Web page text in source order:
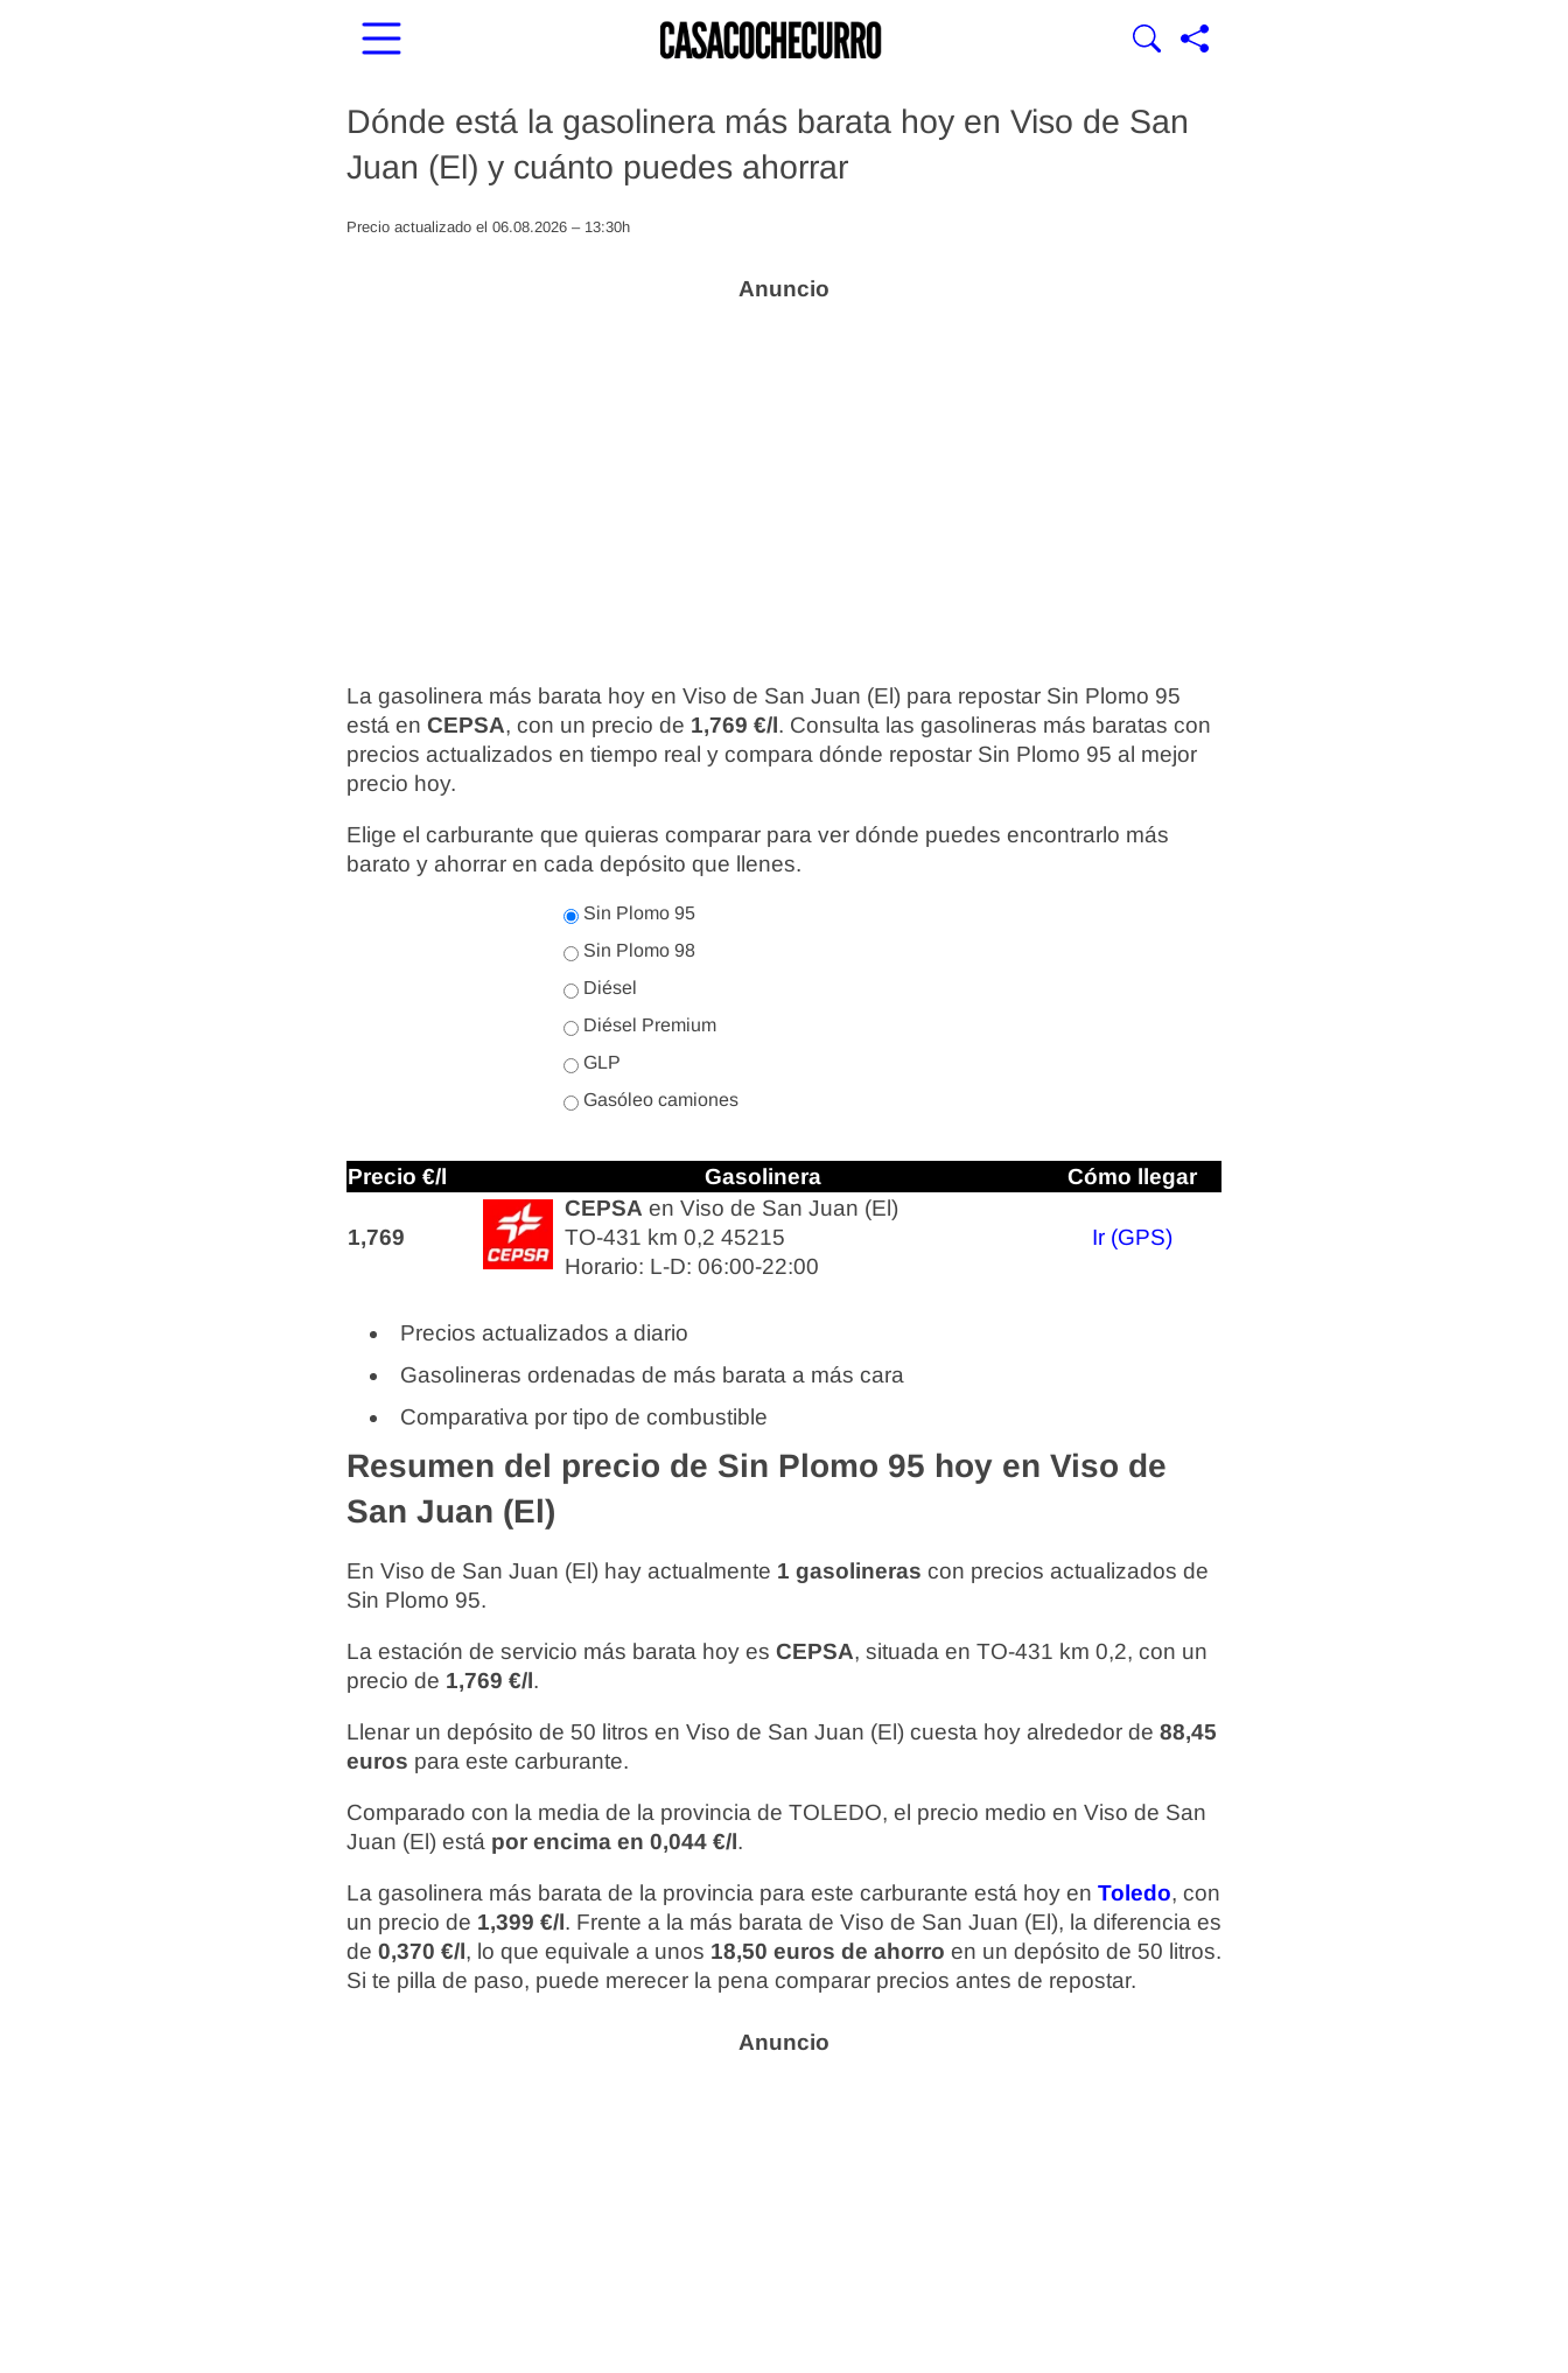
Dónde está la gasolinera más barata hoy en Viso de San
Juan (El) y cuánto puedes ahorrar
Precio actualizado el 06.08.2026 – 13:30h
La gasolinera más barata hoy en Viso de San Juan (El) para repostar Sin Plomo 95
está en CEPSA, con un precio de 1,769 €/l. Consulta las gasolineras más baratas con
precios actualizados en tiempo real y compara dónde repostar Sin Plomo 95 al mejor
precio hoy.
Elige el carburante que quieras comparar para ver dónde puedes encontrarlo más
barato y ahorrar en cada depósito que llenes.
Sin Plomo 95
Sin Plomo 98
Diésel
Diésel Premium
GLP
Gasóleo camiones
Precio €/l Gasolinera Cómo llegar
1,769
CEPSA en Viso de San Juan (El)
TO-431 km 0,2 45215
Horario: L-D: 06:00-22:00
Ir (GPS)
Precios actualizados a diario
Gasolineras ordenadas de más barata a más cara
Comparativa por tipo de combustible
Resumen del precio de Sin Plomo 95 hoy en Viso de
San Juan (El)
En Viso de San Juan (El) hay actualmente 1 gasolineras con precios actualizados de
Sin Plomo 95.
La estación de servicio más barata hoy es CEPSA, situada en TO-431 km 0,2, con un
precio de 1,769 €/l.
Llenar un depósito de 50 litros en Viso de San Juan (El) cuesta hoy alrededor de 88,45
euros para este carburante.
Comparado con la media de la provincia de TOLEDO, el precio medio en Viso de San
Juan (El) está por encima en 0,044 €/l.
La gasolinera más barata de la provincia para este carburante está hoy en Toledo, con
un precio de 1,399 €/l. Frente a la más barata de Viso de San Juan (El), la diferencia es
de 0,370 €/l, lo que equivale a unos 18,50 euros de ahorro en un depósito de 50 litros.
Si te pilla de paso, puede merecer la pena comparar precios antes de repostar.